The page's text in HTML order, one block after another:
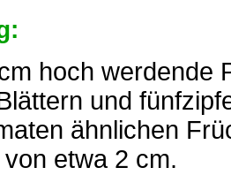
hoch werdende
und
ähnlichen
etwa 2 cm.